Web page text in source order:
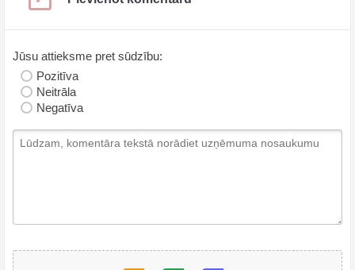
Jūsu attieksme pret sūdzību:
Pozitīva
Neitrāla
Negatīva